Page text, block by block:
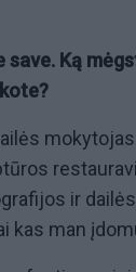
save. Ką
ir
kas man